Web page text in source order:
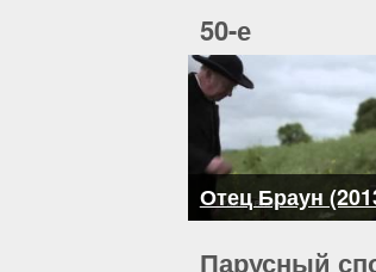
50-е
Отец Браун
Парусный